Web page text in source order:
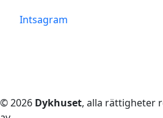
Intsagram
© 2026 Dykhuset, alla rättigheter